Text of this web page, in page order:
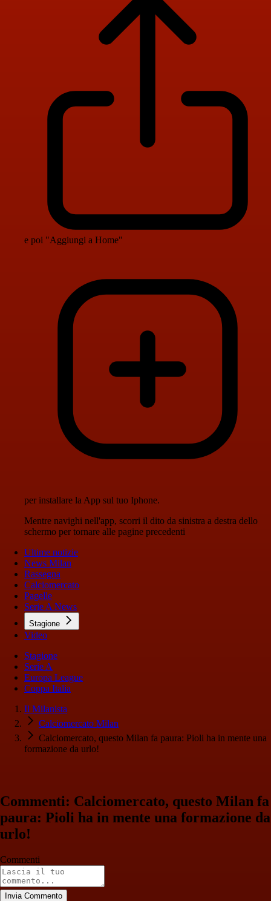
e poi "Aggiungi a Home"
per installare la App sul tuo Iphone.
Mentre navighi nell'app, scorri il dito da sinistra a destra dello
schermo per tornare alle pagine precedenti
Ultime notizie
News Milan
Rassegna
Calciomercato
Pagelle
Serie A News
Stagione
Video
Stagione
Serie A
Europa League
Coppa Italia
Il Milanista
Calciomercato Milan
Calciomercato, questo Milan fa paura: Pioli ha in mente una
formazione da urlo!
Commenti: Calciomercato, questo Milan fa
paura: Pioli ha in mente una formazione da
urlo!
Commenti
Invia Commento